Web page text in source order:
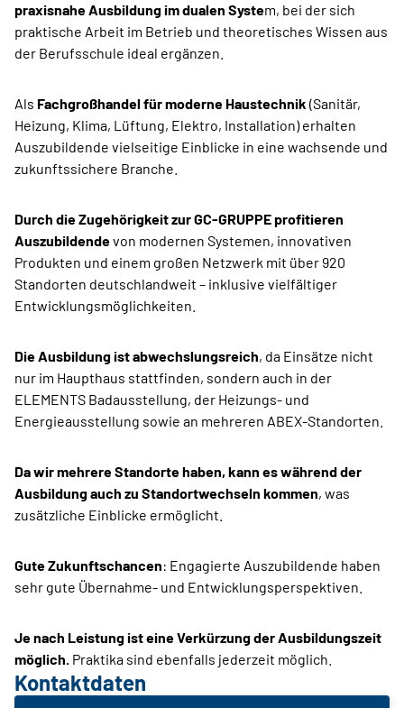
praxisnahe Ausbildung im dualen System, bei der sich
praktische Arbeit im Betrieb und theoretisches Wissen aus
der Berufsschule ideal ergänzen.
Als Fachgroßhandel für moderne Haustechnik (Sanitär,
Heizung, Klima, Lüftung, Elektro, Installation) erhalten
Auszubildende vielseitige Einblicke in eine wachsende und
zukunftssichere Branche.
Durch die Zugehörigkeit zur GC-GRUPPE profitieren
Auszubildendevon modernen Systemen, innovativen
Produkten und einem großen Netzwerk mit über 920
Standorten deutschlandweit – inklusive vielfältiger
Entwicklungsmöglichkeiten.
Die Ausbildung ist abwechslungsreich, da Einsätze nicht
nur im Haupthaus stattfinden, sondern auch in der
ELEMENTS Badausstellung, der Heizungs- und
Energieausstellung sowie an mehreren ABEX-Standorten.
Da wir mehrere Standorte haben, kann es während der
Ausbildung auch zu Standortwechseln kommen, was
zusätzliche Einblicke ermöglicht.
Gute Zukunftschancen: Engagierte Auszubildende haben
sehr gute Übernahme- und Entwicklungsperspektiven.
Je nach Leistung ist eine Verkürzung der Ausbildungszeit
möglich. Praktika sind ebenfalls jederzeit möglich.
Kontaktdaten